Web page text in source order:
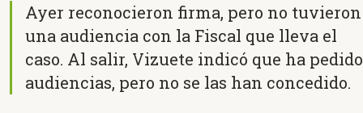
Ayer reconocieron firma, pero no tuvieron
una audiencia con la Fiscal que lleva el
caso. Al salir, Vizuete indicó que ha pedido
audiencias, pero no se las han concedido.